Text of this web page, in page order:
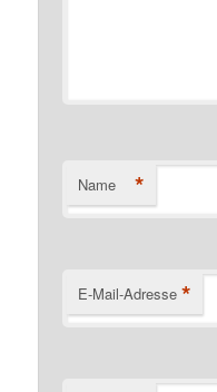
Name *
E-Mail-Adresse *